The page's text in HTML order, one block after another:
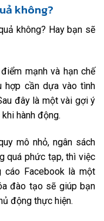
không?
không? Hay bạn sẽ
mạnh và hạn chế
hợp cần dựa vào tình
đây là một vài gợi ý
hành động.
mô nhỏ, ngân sách
quá phức tạp, thì việc
Facebook là một
đào tạo sẽ giúp bạn
động thực hiện.